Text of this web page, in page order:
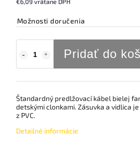
Možnosti doručenia
Pridať do
Štandardný predlžovací kábel bielej
detskými clonkami. Zásuvka a vidlica
z PVC.
Detailné informácie